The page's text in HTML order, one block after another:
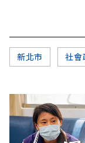
新北市 社會